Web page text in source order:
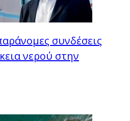
συνδέσεις
νερού στην